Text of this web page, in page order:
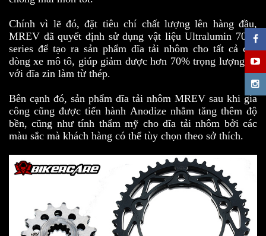
Chính vì lẽ đó, đặt tiêu chí chất lượng lên hàng đầu,
MREV đã quyết định sử dụng vật liệu Ultralumin 7000
series để tạo ra sản phẩm dĩa tải nhôm cho tất cả các
dòng xe mô tô, giúp giảm được hơn 70% trọng lượng so
với dĩa zin làm từ thép.
Bên cạnh đó, sản phẩm dĩa tải nhôm MREV sau khi gia
công cũng được tiến hành Anodize nhằm tăng thêm độ
bền, cũng như tính thẩm mỹ cho dĩa tải nhôm bởi các
màu sắc mà khách hàng có thể tùy chọn theo sở thích.